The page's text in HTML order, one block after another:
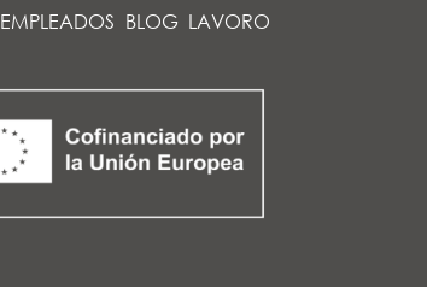
EMPLEADOS BLOG LAVORO